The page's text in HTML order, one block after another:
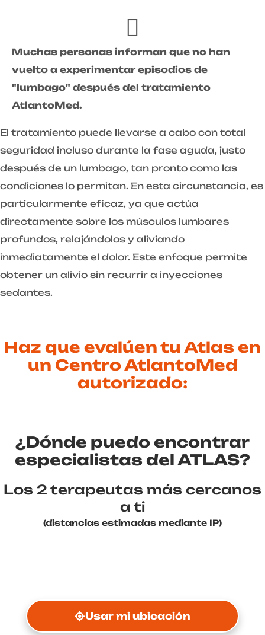
Muchas personas informan que no han
vuelto a experimentar episodios de
"lumbago" después del tratamiento
AtlantoMed.
El tratamiento puede llevarse a cabo con total
seguridad incluso durante la fase aguda, justo
después de un lumbago, tan pronto como las
condiciones lo permitan. En esta circunstancia, es
particularmente eficaz, ya que actúa
directamente sobre los músculos lumbares
profundos, relajándolos y aliviando
inmediatamente el dolor. Este enfoque permite
obtener un alivio sin recurrir a inyecciones
sedantes.
Haz que evalúen tu Atlas en
un Centro AtlantoMed
autorizado:
¿Dónde puedo encontrar
especialistas del ATLAS?
Los 2 terapeutas más cercanos
a ti
(distancias estimadas mediante IP)
Usar mi ubicación